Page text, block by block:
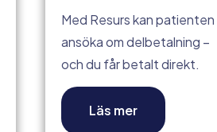
Med Resurs kan patienten
ansöka om delbetalning –
och du får betalt direkt.
Läs mer